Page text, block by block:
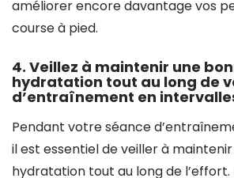
améliorer encore davantage vos
course à pied.
4. Veillez à maintenir une
hydratation tout au long de
d’entraînement en
Pendant votre séance
il est essentiel de veiller à
hydratation tout au long de l’effort.